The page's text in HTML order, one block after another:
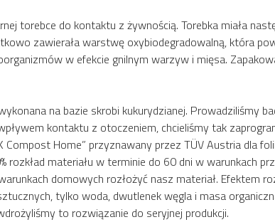
torebce do kontaktu z żywnością. Torebka miała
zawierała warstwę oxybiodegradowalną, która
w efekcie gnilnym warzyw i mięsa.
na bazie skrobi kukurydzianej. Prowadziliśmy
kontaktu z otoczeniem, chcieliśmy tak
Home” przyznawany przez TÜV Austria dla
materiału w terminie do 60 dni w warunkach
domowych rozłożyć nasz materiał. Efektem
tylko woda, dwutlenek węgla i masa
to rozwiązanie do seryjnej produkcji.